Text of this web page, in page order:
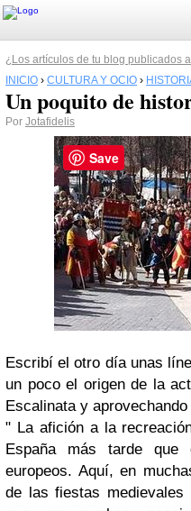
¿Los artículos de tu blog publicados
INICIO › CULTURA Y OCIO ›
Un poquito de
Por Jotafidelis
Escribí el otro día unas
un poco el origen de la
Escalinata y
" La afición a la
España más tarde
europeos. Aquí, en
de las fiestas
Save